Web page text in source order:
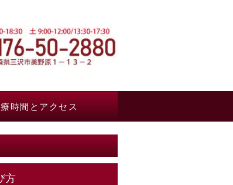
時間とアクセス
方